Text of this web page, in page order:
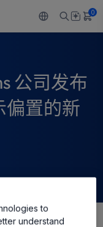
0
公司发布
偏置的新
to
understand